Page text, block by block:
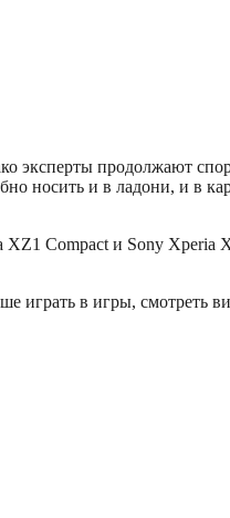
эксперты продолжают
носить и в ладони, и в
XZ1 Compact и Sony Xperia
играть в игры, смотреть